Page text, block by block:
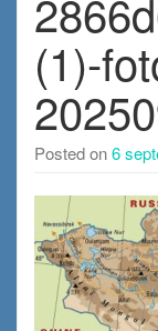
(1)-
Posted on6